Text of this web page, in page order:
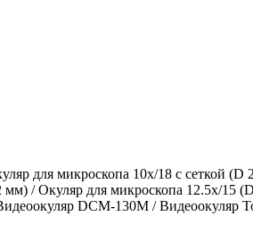
для микроскопа 10x/18 с сеткой (D
/ Окуляр для микроскопа 12.5х/15
DCM-130M / Видеоокуляр